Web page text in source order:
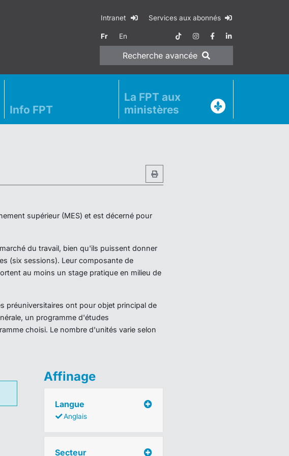
Intranet Services aux abonnés
Fr En
Recherche avancée
Info FPT
La FPT aux
ministères
supérieur (MES) et est décerné pour
du travail, bien qu'ils puissent donner
(six sessions). Leur composante de
au moins un stage pratique en milieu de
préuniversitaires ont pour objet principal de
un programme d'études
choisi. Le nombre d'unités varie selon
Affinage
Langue
Anglais
Secteur